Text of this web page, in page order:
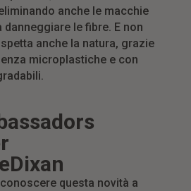
anche le macchie
le fibre. E non
anche la natura, grazie
microplastiche e con
Dixan
questa novità a